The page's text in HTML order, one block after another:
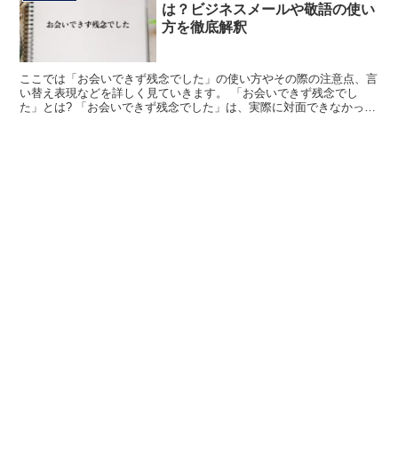
は？ビジネスメールや敬語の使い
方を徹底解釈
ここでは「お会いできず残念でした」の使い方やその際の注意点、言
い替え表現などを詳しく見ていきます。 「お会いできず残念でし
た」とは? 「お会いできず残念でした」は、実際に対面できなかった